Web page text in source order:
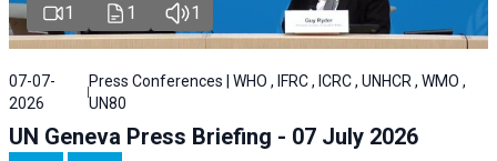
1 1 1
07-07-
2026
Press Conferences | WHO , IFRC , ICRC , UNHCR , WMO ,
UN80
UN Geneva Press Briefing - 07 July 2026